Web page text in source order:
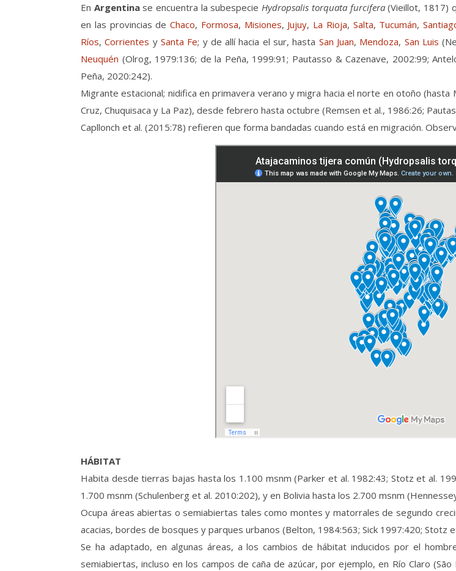
En Argentinase encuentra la subespecie Hydropsalis torquata furcifera(Vieillot, 1817)
en las provincias deChaco, Formosa, Misiones, Jujuy, La Rioja, Salta, Tucumán,
Ríos,Corrientes y Santa Fe; y de allí hacia el sur, hasta San Juan, Mendoza, San Luis
Neuquén (Olrog, 1979:136; de la Peña, 1999:91; Pautasso & Cazenave, 2002:99;
Peña, 2020:242).
Migrante estacional; nidifica en primavera verano y migra hacia el norte en otoño
Cruz, Chuquisaca y La Paz), desde febrero hasta octubre (Remsen et al., 1986:26;
Capllonch et al. (2015:78) refieren que forma bandadas cuando está en migración.
HÁBITAT
Habita desde tierras bajas hasta los 1.100 msnm (Parker et al. 1982:43; Stotz et al.
1.700 msnm (Schulenberg et al. 2010:202), y en Bolivia hasta los 2.700 msnm
Ocupa áreas abiertas o semiabiertas tales como montes y matorrales de segundo
acacias, bordes de bosques y parques urbanos (Belton, 1984:563; Sick 1997:420; Stotz
Se ha adaptado, en algunas áreas, a los cambios de hábitat inducidos por el
semiabiertas, incluso en los campos de caña de azúcar, por ejemplo, en Río Claro